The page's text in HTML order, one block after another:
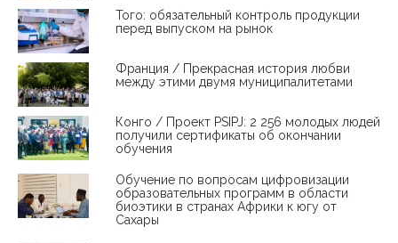
Того: обязательный контроль продукции
перед выпуском на рынок
Франция / Прекрасная история любви
между этими двумя муниципалитетами
Конго / Проект PSIPJ: 2 256 молодых людей
получили сертификаты об окончании
обучения
Обучение по вопросам цифровизации
образовательных программ в области
биоэтики в странах Африки к югу от
Сахары